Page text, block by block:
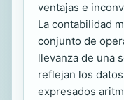
ventajas e
La contabilidad
conjunto de
llevanza de una
reflejan los
expresados